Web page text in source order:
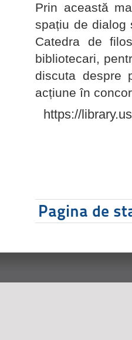
Prin această
spațiu de dialog
Catedra de
bibliotecari,
discuta despre
acțiune în
https://
Pagina de